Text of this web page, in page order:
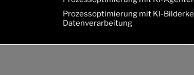
Prozessoptimierung mit KI-
Datenverarbeitung